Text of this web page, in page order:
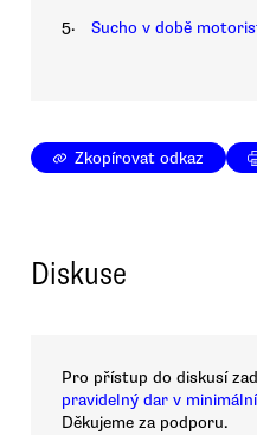
5. Sucho v době
Zkopírovat odkaz
Diskuse
Pro přístup do diskusí
pravidelný dar v
Děkujeme za podporu.